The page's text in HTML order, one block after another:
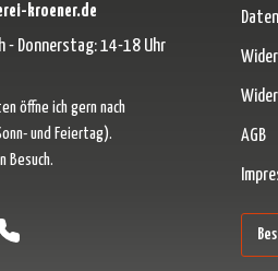
kroener.de
- Donnerstag: 14-18 Uhr
öffne ich gern nach
und Feiertag).
Besuch.
– öffnet in neuem Tab (externer Link)
vorbei – öffnet in neuem Tab (externer
dich auf Pinterest inspirieren – öffnet in
uns auf X – öffnet in neuem Tab (externer
AGB